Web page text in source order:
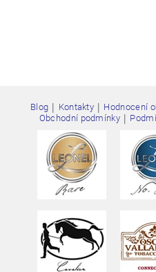
Blog Kontakty Hodnocení
Obchodní podmínky